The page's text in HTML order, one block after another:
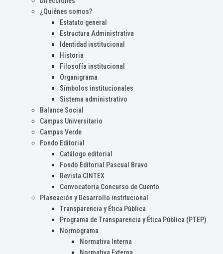
¿Quiénes somos?
Estatuto general
Estructura Administrativa
Identidad institucional
Historia
Filosofía institucional
Organigrama
Símbolos institucionales
Sistema administrativo
Balance Social
Campus Universitario
Campus Verde
Fondo Editorial
Catálogo editorial
Fondo Editorial Pascual Bravo
Revista CINTEX
Convocatoria Concurso de Cuento
Planeación y Desarrollo institucional
Transparencia y Ética Pública
Programa de Transparencia y Ética Pública (PTEP)
Normograma
Normativa Interna